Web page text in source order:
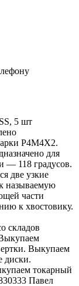
5 шт
Р4М4Х2.
для
— 118 градусов.
две узкие
называемую
части
к хвостовику.
Выкупаем
диски.
токарный
Павел